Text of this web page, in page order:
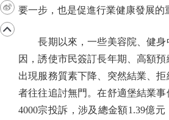
要一步，也是促進行業健康發展的
長期以來，一些美容院、健身
因，誘使市民簽訂長年期、高額
出現服務質素下降、突然結業、
者往往追討無門。在舒適堡結業
4000宗投訴，涉及總金額1.39億